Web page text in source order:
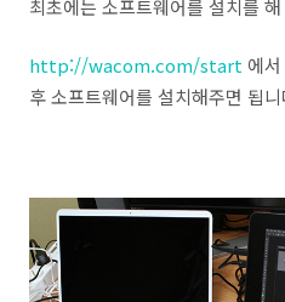
최초에는 소프트웨어를 설치를
http://wacom.com/start 에
후 소프트웨어를 설치해주면 됩니